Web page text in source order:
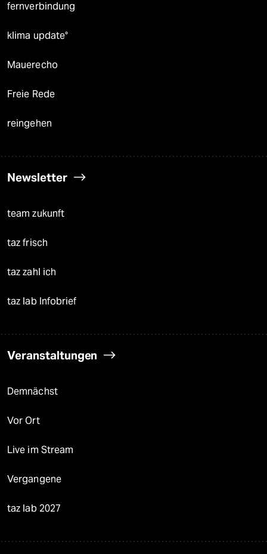
fernverbindung
klima update°
Mauerecho
Freie Rede
reingehen
Newsletter
team zukunft
taz frisch
taz zahl ich
taz lab Infobrief
Veranstaltungen
Demnächst
Vor Ort
Live im Stream
Vergangene
taz lab 2027